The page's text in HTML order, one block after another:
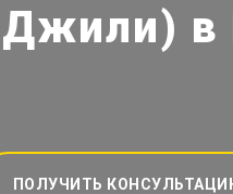
ПОЛУЧИТЬ